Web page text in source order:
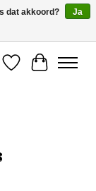
Verlanglijst
dat akkoord?
Ja